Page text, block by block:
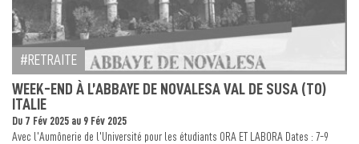
RETRAITE
WEEK-END À L’ABBAYE DE NOVALESA VAL DE SUSA (TO)
ITALIE
Du 7 Fév 2025 au 9 Fév 2025
Avec l’Aumônerie de l’Université pour les étudiants ORA ET LABORA Dates : 7-9